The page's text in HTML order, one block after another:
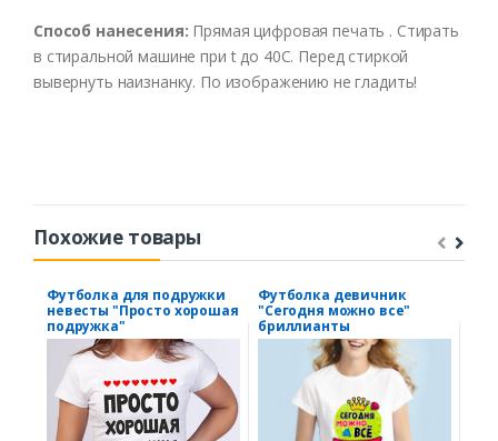
Способ нанесения: Прямая цифровая печать . Стирать
в стиральной машине при t до 40С. Перед стиркой
вывернуть наизнанку. По изображению не гладить!
Похожие товары
Футболка для подружки
невесты "Просто хорошая
подружка"
Футболка девичник
"Сегодня можно все"
бриллианты